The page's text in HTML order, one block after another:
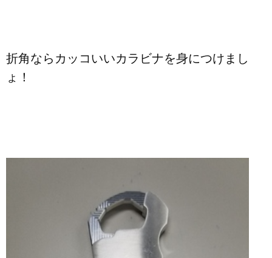
折角ならカッコいいカラビナを身につけまし
ょ！